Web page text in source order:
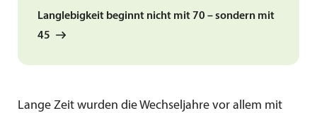
Langlebigkeit beginnt nicht mit 70 – sondern mit
45
Lange Zeit wurden die Wechseljahre vor allem mit